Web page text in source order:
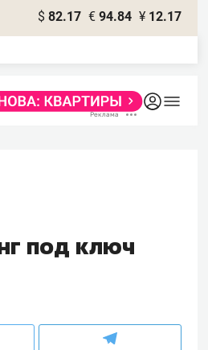
$ 82.17 € 94.84 ¥ 12.17
под ключ